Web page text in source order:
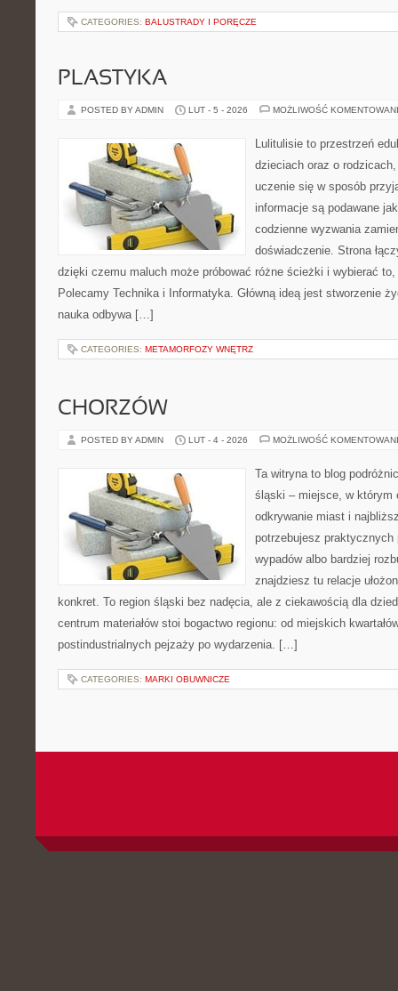
CATEGORIES: BALUSTRADY I PORĘCZE
PLASTYKA
POSTED BY ADMIN LUT - 5 - 2026 MOŻLIWOŚĆ
Lulitulisie to przestrzeń
dzieciach oraz o
uczenie się w sposób
informacje są podawane
codzienne wyzwania
doświadczenie. Strona
dzięki czemu maluch może próbować różne ścieżki i wybierać
Polecamy Technika i Informatyka. Główną ideą jest stworzenie
nauka odbywa […]
CATEGORIES: METAMORFOZY WNĘTRZ
CHORZÓW
POSTED BY ADMIN LUT - 4 - 2026 MOŻLIWOŚĆ
Ta witryna to blog
śląski – miejsce, w którym
odkrywanie miast i
potrzebujesz praktycznych
wypadów albo bardziej
znajdziesz tu relacje
konkret. To region śląski bez nadęcia, ale z ciekawością dla
centrum materiałów stoi bogactwo regionu: od miejskich
postindustrialnych pejzaży po wydarzenia. […]
CATEGORIES: MARKI OBUWNICZE